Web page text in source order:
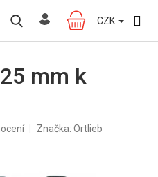
NÁKUPNÍ
KOŠÍK
CZK
mm k
Značka: Ortlieb